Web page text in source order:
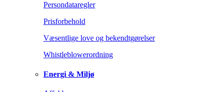
Persondataregler
Prisforbehold
Væsentlige love og bekendtgørelser
Whistleblowerordning
Energi & Miljø